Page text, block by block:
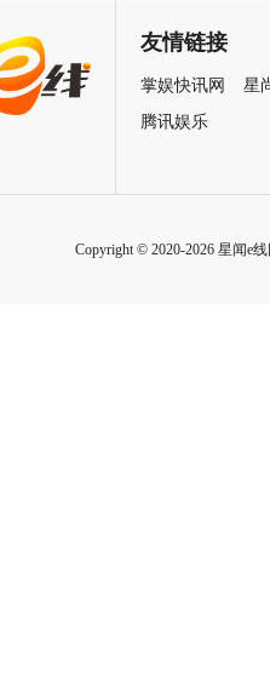
友情链接
掌娱快讯网
星
腾讯娱乐
Copyright © 2020-2026 星闻e